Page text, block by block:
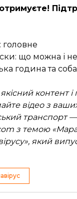
головне
що можна і
година та
контент і
відео з
транспорт
з темою
який